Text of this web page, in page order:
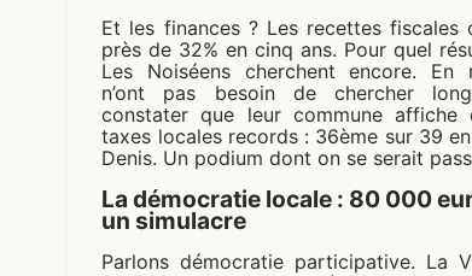
Et les finances ? Les recettes fiscales
près de 32% en cinq ans. Pour quel
Les Noiséens cherchent encore. En
n’ont pas besoin de chercher
constater que leur commune affiche
taxes locales records : 36ème sur 39
Denis. Un podium dont on se serait
La démocratie locale : 80 000
un simulacre
Parlons démocratie participative. La